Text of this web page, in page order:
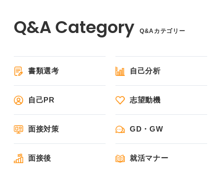
Q&Aカテゴリー
書類選考 自己分析
自己PR 志望動機
面接対策 GD・GW
面接後 就活マナー